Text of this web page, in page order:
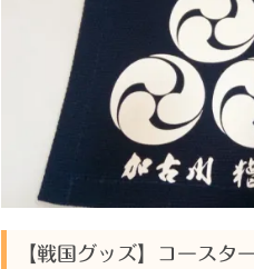
【戦国グッズ】コースタ